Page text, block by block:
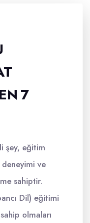
7
şey, eğitim
ve
sahiptir.
Dil) eğitimi
olmaları